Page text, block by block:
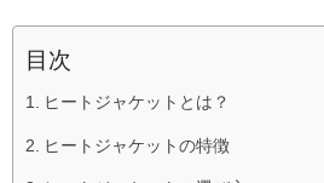
目次
ヒートジャケットとは？
ヒートジャケットの特徴